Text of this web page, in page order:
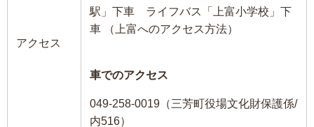
アクセス
駅」下車 ライフバス「上富小学校」下
車 （上富へのアクセス方法）
車でのアクセス
049-258-0019（三芳町役場文化財保護係/
内516）